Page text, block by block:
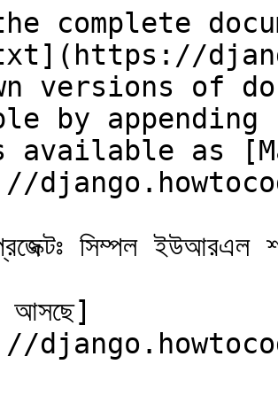
complete
versions of
by
available as
সিম্পল ইউআরএল
আসছে]